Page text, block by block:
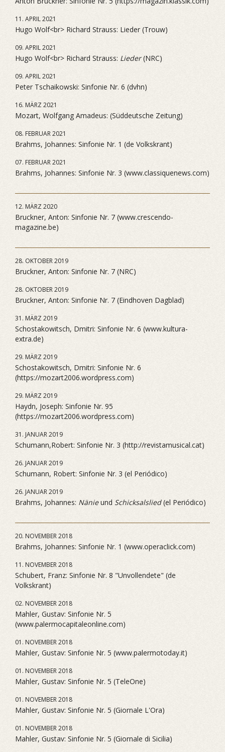
11. APRIL 2021
Hugo Wolf<br> Richard Strauss: Lieder (Trouw)
09. APRIL 2021
Hugo Wolf<br> Richard Strauss: Lieder(NRC)
09. APRIL 2021
Peter Tschaikowski: Sinfonie Nr. 6 (dvhn)
16. MÄRZ 2021
Mozart, Wolfgang Amadeus: (Süddeutsche Zeitung)
08. FEBRUAR 2021
Brahms, Johannes: Sinfonie Nr. 1 (de Volkskrant)
07. FEBRUAR 2021
Brahms, Johannes: Sinfonie Nr. 3 (www.classiquenews.com)
12. MÄRZ 2020
Bruckner, Anton: Sinfonie Nr. 7 (www.crescendo-
magazine.be)
28. OKTOBER 2019
Bruckner, Anton: Sinfonie Nr. 7 (NRC)
28. OKTOBER 2019
Bruckner, Anton: Sinfonie Nr. 7 (Eindhoven Dagblad)
31. MÄRZ 2019
Schostakowitsch, Dmitri: Sinfonie Nr. 6 (www.kultura-
extra.de)
29. MÄRZ 2019
Schostakowitsch, Dmitri: Sinfonie Nr. 6
(https://mozart2006.wordpress.com)
29. MÄRZ 2019
Haydn, Joseph: Sinfonie Nr. 95
(https://mozart2006.wordpress.com)
31. JANUAR 2019
Schumann,Robert: Sinfonie Nr. 3 (http://revistamusical.cat)
26. JANUAR 2019
Schumann, Robert: Sinfonie Nr. 3 (el Periódico)
26. JANUAR 2019
Brahms, Johannes: Nänieund Schicksalslied(el Periódico)
20. NOVEMBER 2018
Brahms, Johannes: Sinfonie Nr. 1 (www.operaclick.com)
11. NOVEMBER 2018
Schubert, Franz: Sinfonie Nr. 8 "Unvollendete" (de
Volkskrant)
02. NOVEMBER 2018
Mahler, Gustav: Sinfonie Nr. 5
(www.palermocapitaleonline.com)
01. NOVEMBER 2018
Mahler, Gustav: Sinfonie Nr. 5 (www.palermotoday.it)
01. NOVEMBER 2018
Mahler, Gustav: Sinfonie Nr. 5 (TeleOne)
01. NOVEMBER 2018
Mahler, Gustav: Sinfonie Nr. 5 (Giornale L'Ora)
01. NOVEMBER 2018
Mahler, Gustav: Sinfonie Nr. 5 (Giornale di Sicilia)